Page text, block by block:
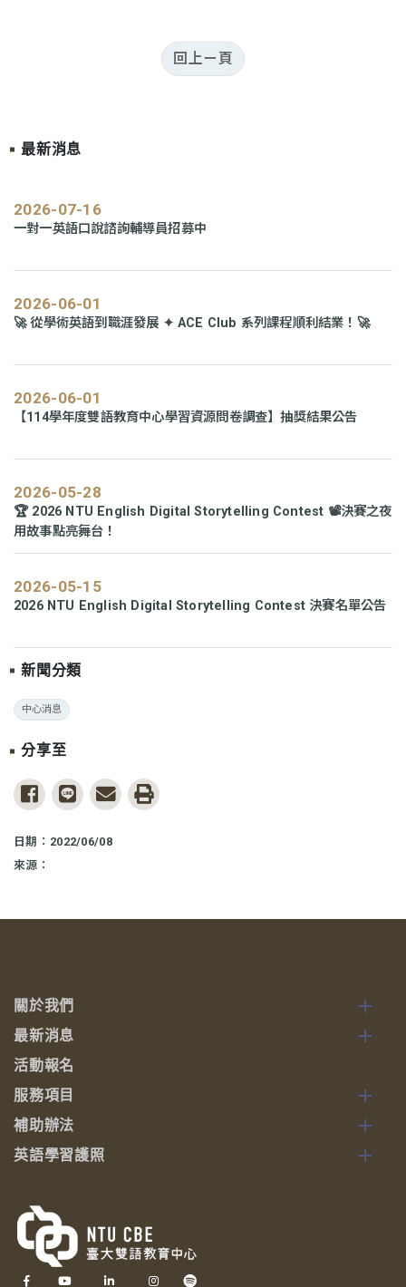
最新消息
2026-07-16
一對一英語口說諮詢輔導員招募中
2026-06-01
🚀 從學術英語到職涯發展 ✦ ACE Club 系列課程順利結業！🚀
2026-06-01
【114學年度雙語教育中心學習資源問卷調查】抽獎結果公告
2026-05-28
🏆 2026 NTU English Digital Storytelling Contest 📽️決賽之夜
用故事點亮舞台！
2026-05-15
2026 NTU English Digital Storytelling Contest 決賽名單公告
新聞分類
中心消息
分享至
share to facebook
share to line
share to email
print
日期：2022/06/08
來源：
回上ㄧ頁
關於我們
最新消息
活動報名
服務項目
補助辦法
英語學習護照